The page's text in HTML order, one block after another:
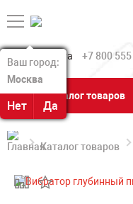
Ваш город:
Москва
Нет Да
Ваш город:
Москва
Нет Да
+7 800
Каталог товаров
Каталог товаров